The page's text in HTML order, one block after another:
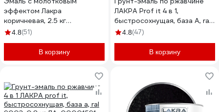
эффектом Лакра
коричневая, 2.5 кг
Лк-00004942
4.8(51)
В корзину
ЛАКРА Prof it 4 в 1,
быстросохнущая, база А, ral
9003, 15 кг 8311395
4.8(47)
В корзину